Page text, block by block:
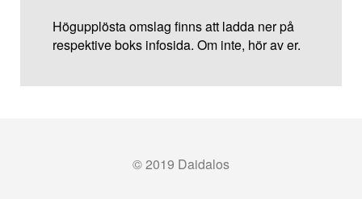
Högupplösta omslag finns att ladda ner på
respektive boks infosida. Om inte, hör av er.
© 2019 Daidalos